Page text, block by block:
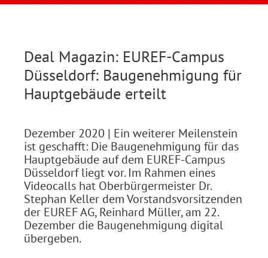
Deal Magazin: EUREF-Campus
Düsseldorf: Baugenehmigung für
Hauptgebäude erteilt
Dezember 2020 | Ein weiterer Meilenstein
ist geschafft: Die Baugenehmigung für das
Hauptgebäude auf dem EUREF-Campus
Düsseldorf liegt vor. Im Rahmen eines
Videocalls hat Oberbürgermeister Dr.
Stephan Keller dem Vorstandsvorsitzenden
der EUREF AG, Reinhard Müller, am 22.
Dezember die Baugenehmigung digital
übergeben.